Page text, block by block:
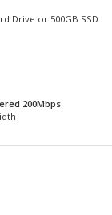
Drive or 500GB SSD
200Mbps